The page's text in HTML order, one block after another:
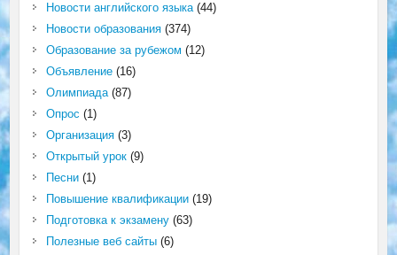
Новости английского языка(44)
Новости образования(374)
Образование за рубежом (12)
Объявление(16)
Олимпиада(87)
Опрос (1)
Организация(3)
Открытый урок(9)
Песни(1)
Повышение квалификации(19)
Подготовка к экзамену(63)
Полезные веб сайты(6)